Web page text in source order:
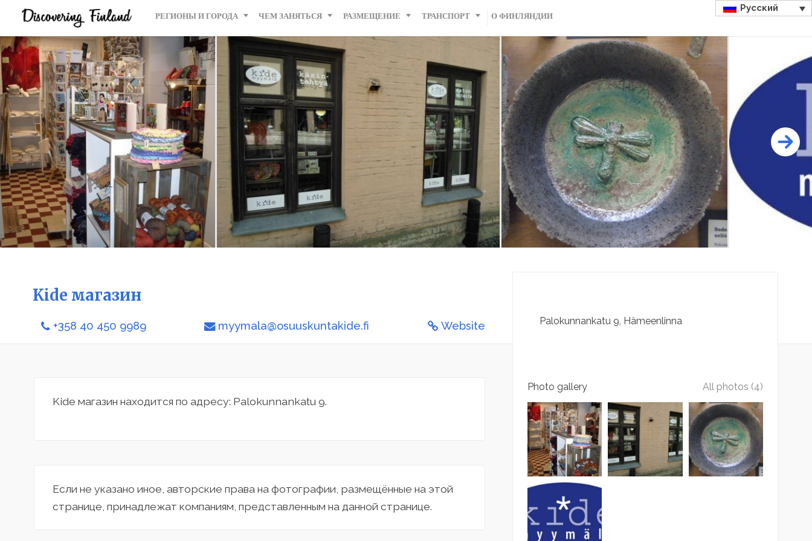
РЕГИОНЫ И ГОРОДА ЧЕМ ЗАНЯТЬСЯ РАЗМЕЩЕНИЕ ТРАНСПОРТ О ФИНЛЯНДИИ
Русский
Kide магазин
+358 40 450 9989 myymala@osuuskuntakide.fi Website
Kide магазин находится по адресу: Palokunnankatu 9.
Если не указано иное, авторские права на фотографии, размещённые на этой
странице, принадлежат компаниям, представленным на данной странице.
Palokunnankatu 9 Hämeenlinna
Photo gallery All photos (4)